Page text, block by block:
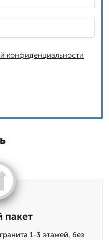
конфиденциальности
пакет
1-3 этажей, без